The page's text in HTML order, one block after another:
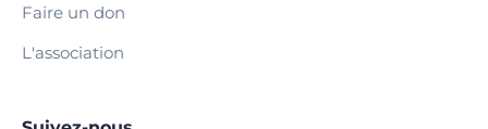
Faire un don
L'association